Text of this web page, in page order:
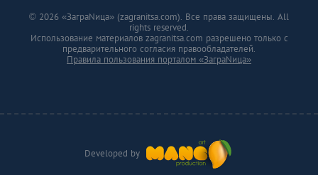
Developed by
© 2026 «ЗаграNица» (zagranitsa.com). Все права защищены. All
rights reserved.
Использование материалов zagranitsa.com разрешено только с
предварительного согласия правообладателей.
Правила пользования порталом «ЗаграNица»